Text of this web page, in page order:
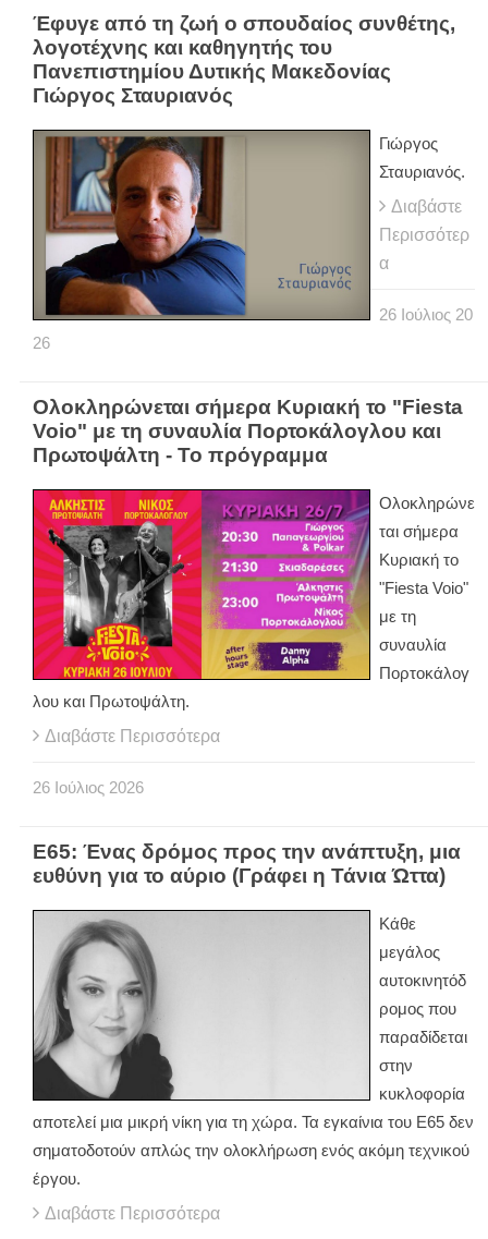
Έφυγε από τη ζωή ο σπουδαίος συνθέτης,
λογοτέχνης και καθηγητής του
Πανεπιστημίου Δυτικής Μακεδονίας
Γιώργος Σταυριανός
Γιώργος
Σταυριανός.
Διαβάστε
Περισσότερ
α
26 Ιούλιος 20
26
Ολοκληρώνεται σήμερα Κυριακή το "Fiesta
Voio" με τη συναυλία Πορτοκάλογλου και
Πρωτοψάλτη - Το πρόγραμμα
Ολοκληρώνε
ται σήμερα
Κυριακή το
"Fiesta Voio"
με τη
συναυλία
Πορτοκάλογ
λου και Πρωτοψάλτη.
Διαβάστε Περισσότερα
26 Ιούλιος 2026
Ε65: Ένας δρόμος προς την ανάπτυξη, μια
ευθύνη για το αύριο (Γράφει η Τάνια Ώττα)
Κάθε
μεγάλος
αυτοκινητόδ
ρομος που
παραδίδεται
στην
κυκλοφορία
αποτελεί μια μικρή νίκη για τη χώρα. Τα εγκαίνια του Ε65 δεν
σηματοδοτούν απλώς την ολοκλήρωση ενός ακόμη τεχνικού
έργου.
Διαβάστε Περισσότερα